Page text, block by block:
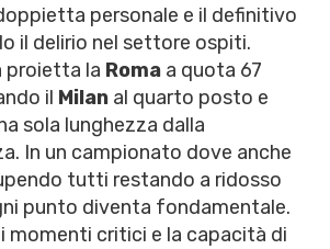
personale e il definitivo
il delirio nel settore ospiti.
proietta la Roma a quota 67
il Milan al quarto posto e
sola lunghezza dalla
In un campionato dove anche
tutti restando a ridosso
punto diventa fondamentale.
momenti critici e la capacità di